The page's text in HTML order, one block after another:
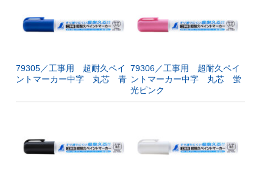
79305／工事用 超耐久ペイ
ントマーカー中字 丸芯 青
79306／工事用 超耐久ペイ
ントマーカー中字 丸芯 蛍
光ピンク